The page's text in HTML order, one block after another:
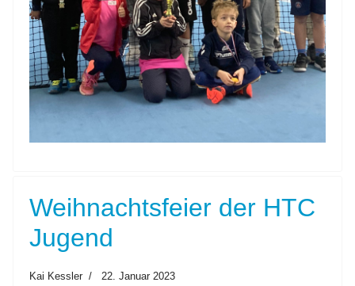
Weihnachtsfeier der HTC
Jugend
Kai Kessler 22. Januar 2023